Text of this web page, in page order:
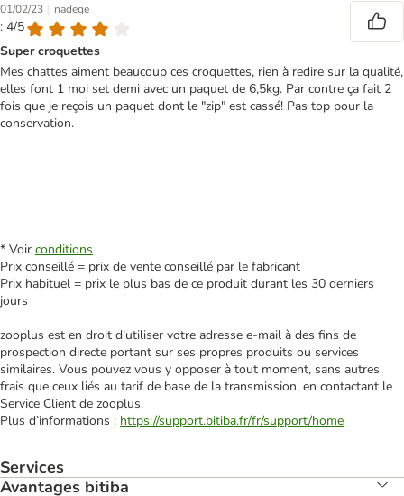
01/02/23 | nadege
: 4/5
Super croquettes
Mes chattes aiment beaucoup ces croquettes, rien à redire sur la qualité,
elles font 1 moi set demi avec un paquet de 6,5kg. Par contre ça fait 2
fois que je reçois un paquet dont le "zip" est cassé! Pas top pour la
conservation.
* Voir conditions
Prix conseillé = prix de vente conseillé par le fabricant
Prix habituel = prix le plus bas de ce produit durant les 30 derniers
jours
zooplus est en droit d’utiliser votre adresse e‑mail à des fins de
prospection directe portant sur ses propres produits ou services
similaires. Vous pouvez vous y opposer à tout moment, sans autres
frais que ceux liés au tarif de base de la transmission, en contactant le
Service Client de zooplus.
Plus d’informations : https://support.bitiba.fr/fr/support/home
Services
Avantages bitiba